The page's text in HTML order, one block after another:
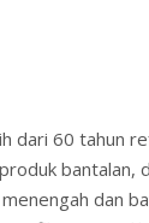
dari 60 tahun
bantalan,
dan